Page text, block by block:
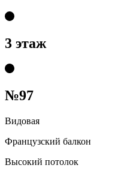
3 этаж
№97
Видовая
Французский балкон
Высокий потолок